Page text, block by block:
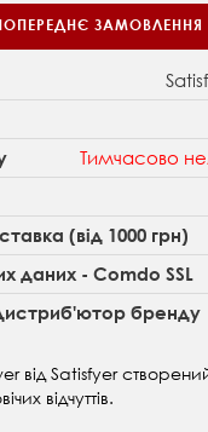
ЗАМОВЛЕННЯ
Тимчасово
(від 1000 грн)
даних - Comdo SSL
бренду
від Satisfyer
відчуттів.